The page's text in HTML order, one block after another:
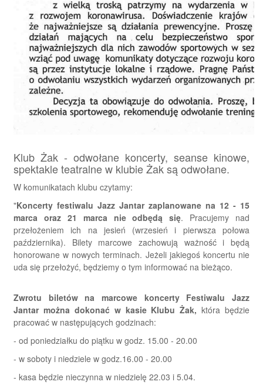
Klub Żak - odwołane koncerty, seanse kinowe,
spektakle teatralne w klubie Żak są odwołane.
W komunikatach klubu czytamy:
"Koncerty festiwalu Jazz Jantar zaplanowane na 12 - 15
marca oraz 21 marca nie odbędą się. Pracujemy nad
przełożeniem ich na jesień (wrzesień i pierwsza połowa
października). Bilety marcowe zachowują ważność i będą
honorowane w nowych terminach. Jeżeli jakiegoś koncertu nie
uda się przełożyć, będziemy o tym informować na bieżąco.
Zwrotu biletów na marcowe koncerty Festiwalu Jazz
Jantar można dokonać w kasie Klubu Żak, która będzie
pracować w następujących godzinach:
- od poniedziałku do piątku w godz. 15.00 - 20.00
- w soboty i niedziele w godz.16.00 - 20.00
- kasa będzie nieczynna w niedzielę 22.03 i 5.04.